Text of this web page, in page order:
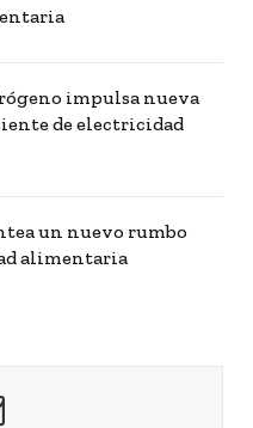
impulsa nueva
de electricidad
un nuevo rumbo
alimentaria